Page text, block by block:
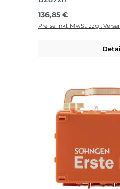
Regulärer Preis:
136,85 €
Preise inkl. MwSt. zzgl.